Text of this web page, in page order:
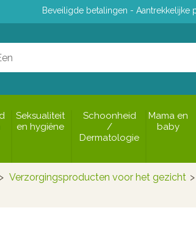
Beveiligde betalingen - Aantrekkelijke
Seksualiteit
en hygiëne
Schoonheid
/
Dermatologie
Mama en
baby
> Verzorgingsproducten voor het gezicht >